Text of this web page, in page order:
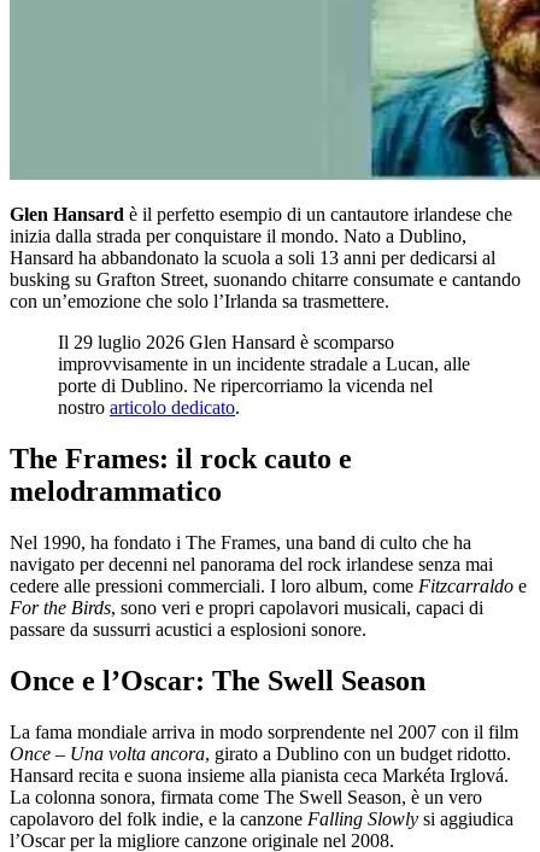
Glen Hansard è il perfetto esempio di un cantautore irlandese che
inizia dalla strada per conquistare il mondo. Nato a Dublino,
Hansard ha abbandonato la scuola a soli 13 anni per dedicarsi al
busking su Grafton Street, suonando chitarre consumate e cantando
con un’emozione che solo l’Irlanda sa trasmettere.
Il 29 luglio 2026 Glen Hansard è scomparso
improvvisamente in un incidente stradale a Lucan, alle
porte di Dublino. Ne ripercorriamo la vicenda nel
nostro articolo dedicato.
The Frames: il rock cauto e
melodrammatico
Nel 1990, ha fondato i The Frames, una band di culto che ha
navigato per decenni nel panorama del rock irlandese senza mai
cedere alle pressioni commerciali. I loro album, come Fitzcarraldo e
For the Birds, sono veri e propri capolavori musicali, capaci di
passare da sussurri acustici a esplosioni sonore.
Once e l’Oscar: The Swell Season
La fama mondiale arriva in modo sorprendente nel 2007 con il film
Once – Una volta ancora, girato a Dublino con un budget ridotto.
Hansard recita e suona insieme alla pianista ceca Markéta Irglová.
La colonna sonora, firmata come The Swell Season, è un vero
capolavoro del folk indie, e la canzone Falling Slowly si aggiudica
l’Oscar per la migliore canzone originale nel 2008.